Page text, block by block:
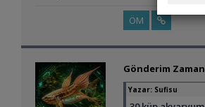
ÖM
Gönderim
Yazar: Sufisu